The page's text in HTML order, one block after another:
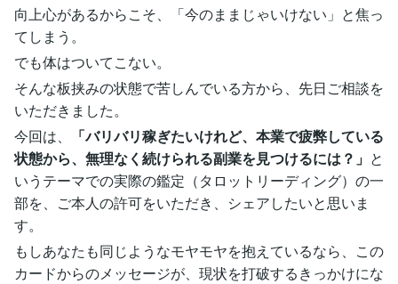
向上心があるからこそ、「今のままじゃいけない」と焦っ
てしまう。
でも体はついてこない。
そんな板挟みの状態で苦しんでいる方から、先日ご相談を
いただきました。
今回は、
「バリバリ稼ぎたいけれど、本業で疲弊している
状態から、無理なく続けられる副業を見つけるには？」 と
いうテーマでの実際の鑑定（タロットリーディング）の一
部を、ご本人の許可をいただき、シェアしたいと思いま
す。
もしあなたも同じようなモヤモヤを抱えているなら、この
カードからのメッセージが、現状を打破するきっかけにな